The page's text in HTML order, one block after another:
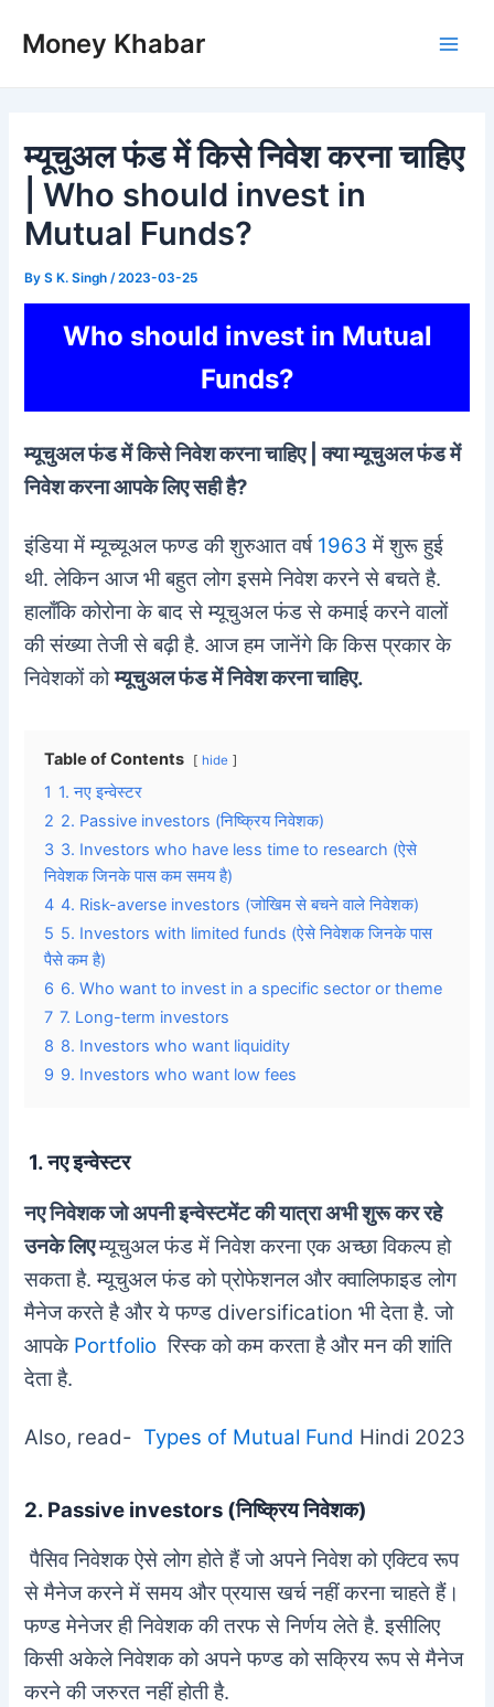
Money Khabar
म्यूचुअल फंड में किसे निवेश करना चाहिए
| Who should invest in
Mutual Funds?
ByS K. Singh /2023-03-25
Who should invest in Mutual
Funds?
म्यूचुअल फंड में किसे निवेश करना चाहिए | क्या म्यूचुअल फंड में
निवेश करना आपके लिए सही है?
इंडिया में म्यूच्यूअल फण्ड की शुरुआत वर्ष 1963 में शुरू हुई
थी. लेकिन आज भी बहुत लोग इसमे निवेश करने से बचते है.
हालाँकि कोरोना के बाद से म्यूचुअल फंड से कमाई करने वालों
की संख्या तेजी से बढ़ी है. आज हम जानेंगे कि किस प्रकार के
निवेशकों कोम्यूचुअल फंड में निवेश करना चाहिए.
Table of Contents hide
1 1. नए इन्वेस्टर
2 2. Passive investors (निष्क्रिय निवेशक)
3 3. Investors who have less time to research (ऐसे
निवेशक जिनके पास कम समय है)
4 4. Risk-averse investors (जोखिम से बचने वाले निवेशक)
5 5. Investors with limited funds (ऐसे निवेशक जिनके पास
पैसे कम है)
6 6. Who want to invest in a specific sector or theme
7 7. Long-term investors
8 8. Investors who want liquidity
9 9. Investors who want low fees
1. नए इन्वेस्टर
नए निवेशक जो अपनी इन्वेस्टमेंट की यात्रा अभी शुरू कर रहे
उनके लिएम्यूचुअल फंड में निवेश करना एक अच्छा विकल्प हो
सकता है. म्यूचुअल फंड को प्रोफेशनल और क्वालिफाइड लोग
मैनेज करते है और ये फण्ड diversification भी देता है. जो
आपकेPortfolio रिस्क को कम करता है और मन की शांति
देता है.
Also, read- Types of Mutual Fund Hindi 2023
2. Passive investors (निष्क्रिय निवेशक)
पैसिव निवेशक ऐसे लोग होते हैं जो अपने निवेश को एक्टिव रूप
से मैनेज करने में समय और प्रयास खर्च नहीं करना चाहते हैं।
फण्ड मेनेजर ही निवेशक की तरफ से निर्णय लेते है. इसीलिए
किसी अकेले निवेशक को अपने फण्ड को सक्रिय रूप से मैनेज
करने की जरुरत नहीं होती है.